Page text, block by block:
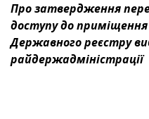
Про затвердження
доступу до приміщення
Державного реєстру
райдержадміністрації
ТУРИСТУ